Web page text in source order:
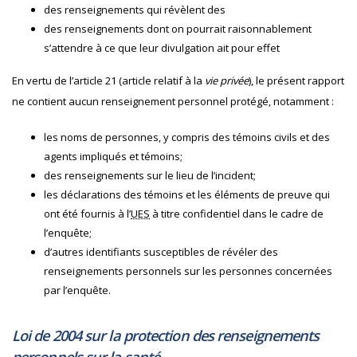
des renseignements qui révèlent des
des renseignements dont on pourrait raisonnablement
s’attendre à ce que leur divulgation ait pour effet
En vertu de l’article 21 (article relatif à la vie privée), le présent rapport
ne contient aucun renseignement personnel protégé, notamment :
les noms de personnes, y compris des témoins civils et des
agents impliqués et témoins;
des renseignements sur le lieu de l’incident;
les déclarations des témoins et les éléments de preuve qui
ont été fournis à l’UES à titre confidentiel dans le cadre de
l’enquête;
d’autres identifiants susceptibles de révéler des
renseignements personnels sur les personnes concernées
par l’enquête.
Loi de 2004 sur la protection des renseignements